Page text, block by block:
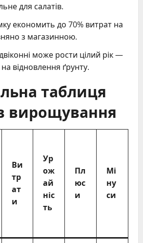
для салатів.
економить до 70% витрат на
з магазинною.
може рости цілий рік —
відновлення ґрунту.
таблиця
вирощування
Ви
тр
ат
и
Ур
ож
ай
ніс
ть
Пл
юс
и
Мі
ну
си